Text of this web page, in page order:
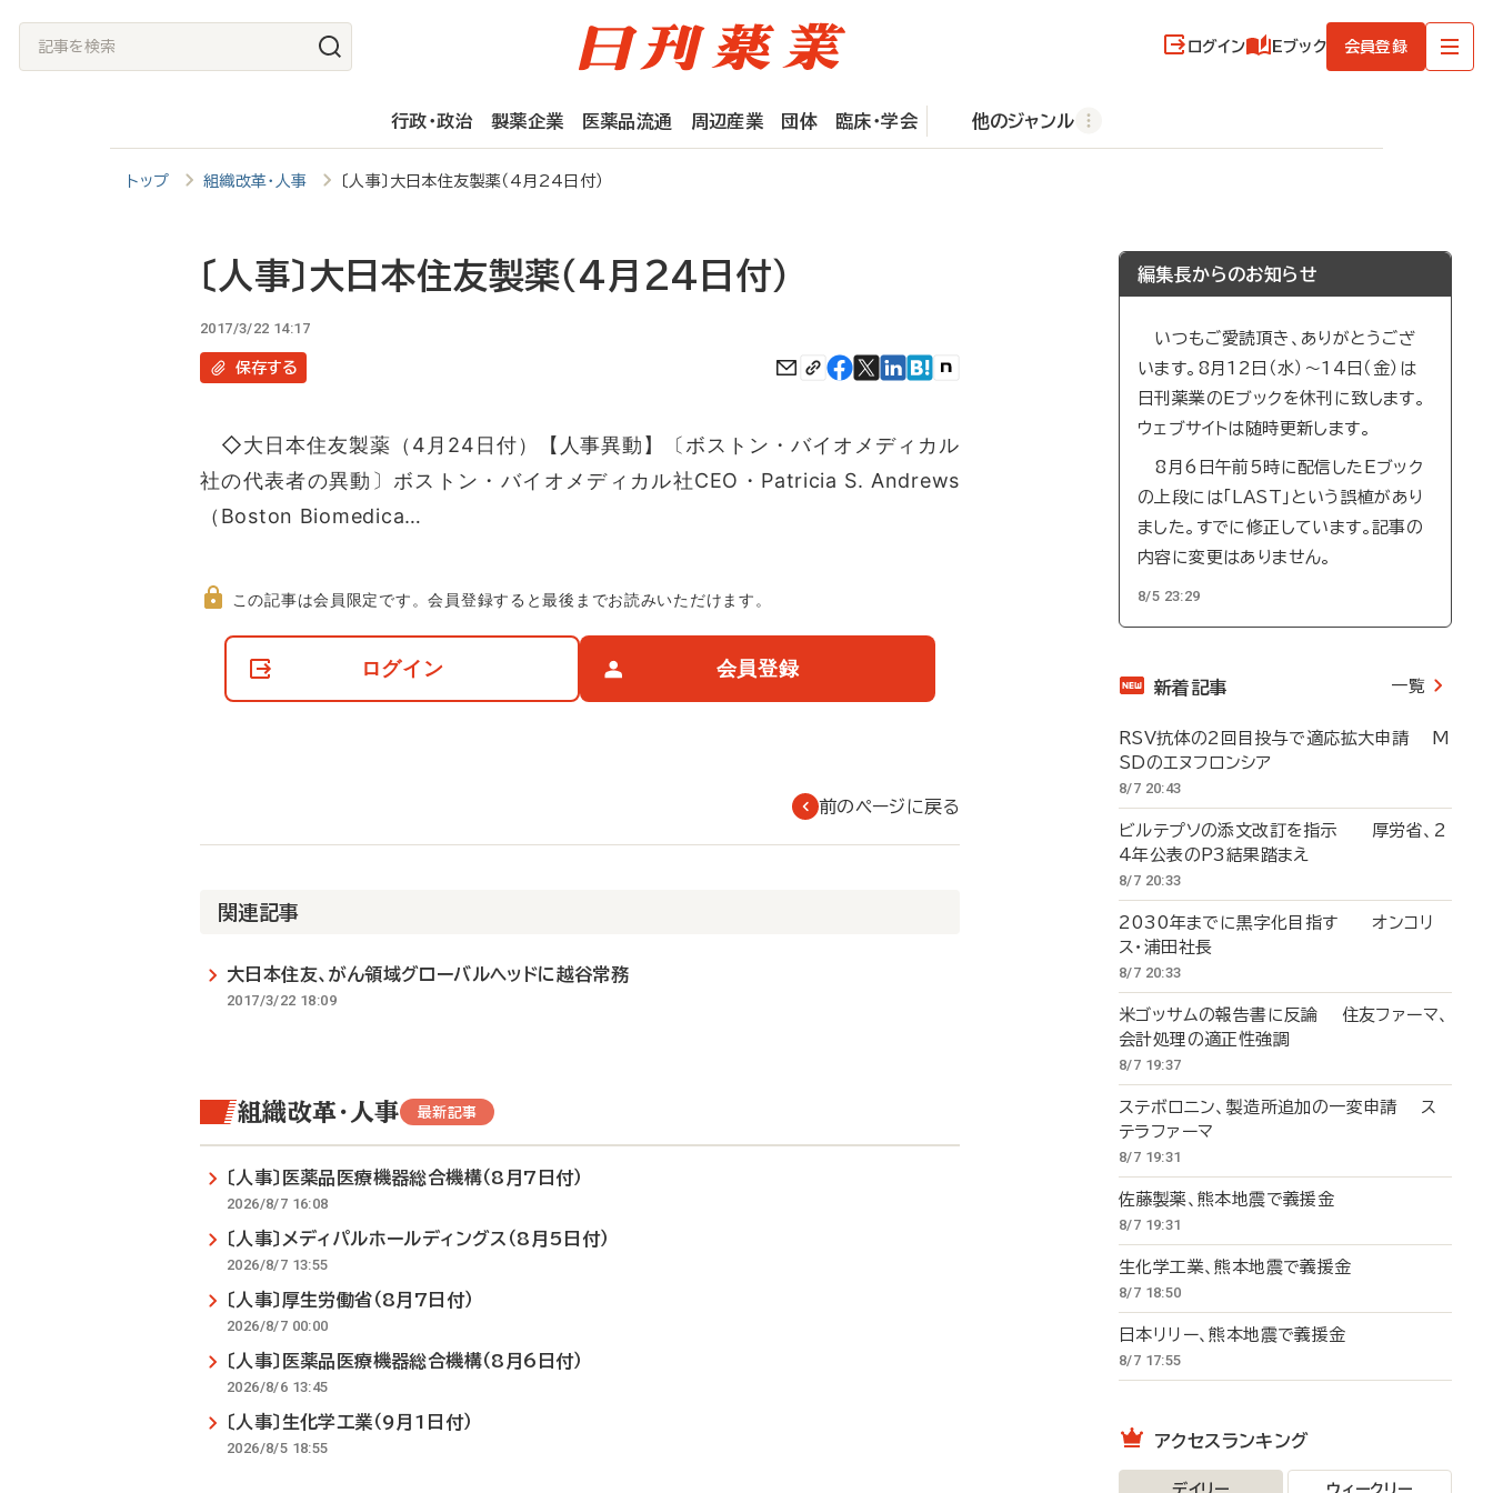
記
事
ログイン Eブック 会員登録
行政・政治 製薬企業 医薬品流通 周辺産業 団体 臨床・学会 他のジャンル
トップ 組織改革・人事 〔人事〕大日本住友製薬（4月24日付）
〔人事〕大日本住友製薬（4月24日付）
2017/3/22 14:17
保存する
◇大日本住友製薬（4月24日付）【人事異動】〔ボストン・バイオメディカル
社の代表者の異動〕ボストン・バイオメディカル社CEO・Patricia S. Andrews
（Boston Biomedica…
て
この記事は会員限定です。会員登録すると最後までお読みいただけます。
ログイン 会員登録
前のページに戻る
関連記事
大日本住友、がん領域グローバルヘッドに越谷常務
2017/3/22 18:09
組織改革・人事 最新記事
〔人事〕医薬品医療機器総合機構（8月7日付）
2026/8/7 16:08
〔人事〕メディパルホールディングス（8月5日付）
2026/8/7 13:55
〔人事〕厚生労働省（8月7日付）
2026/8/7 00:00
〔人事〕医薬品医療機器総合機構（8月6日付）
2026/8/6 13:45
〔人事〕生化学工業（9月1日付）
2026/8/5 18:55
編集長からのお知らせ
いつもご愛読頂き、ありがとうござ
います。8月12日（水）～14日（金）は
日刊薬業のEブックを休刊に致します。
ウェブサイトは随時更新します。
8月6日午前5時に配信したEブック
の上段には「LAST」という誤植があり
ました。すでに修正しています。記事の
内容に変更はありません。
8/5 23:29
新着記事 一覧
RSV抗体の2回目投与で適応拡大申請 M
SDのエヌフロンシア
8/7 20:43
ビルテプソの添文改訂を指示 厚労省、2
4年公表のP3結果踏まえ
8/7 20:33
2030年までに黒字化目指す オンコリ
ス・浦田社長
8/7 20:33
米ゴッサムの報告書に反論 住友ファーマ、
会計処理の適正性強調
8/7 19:37
ステボロニン、製造所追加の一変申請 ス
テラファーマ
8/7 19:31
佐藤製薬、熊本地震で義援金
8/7 19:31
生化学工業、熊本地震で義援金
8/7 18:50
日本リリー、熊本地震で義援金
8/7 17:55
アクセスランキング
デイリー ウィークリー